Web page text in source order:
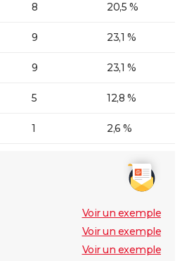
8 20,5 %
9 23,1 %
9 23,1 %
5 12,8 %
1 2,6 %
Voir un exemple
Voir un exemple
Voir un exemple